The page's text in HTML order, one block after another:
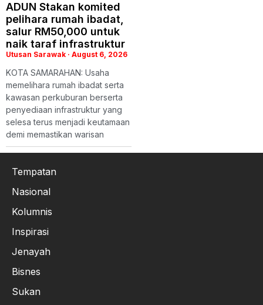
ADUN Stakan komited
pelihara rumah ibadat,
salur RM50,000 untuk
naik taraf infrastruktur
Utusan Sarawak August 6, 2026
KOTA SAMARAHAN: Usaha
memelihara rumah ibadat serta
kawasan perkuburan berserta
penyediaan infrastruktur yang
selesa terus menjadi keutamaan
demi memastikan warisan
Tempatan
Nasional
Kolumnis
Inspirasi
Jenayah
Bisnes
Sukan